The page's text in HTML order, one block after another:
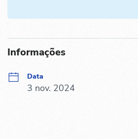
Informações
Data
3 nov. 2024